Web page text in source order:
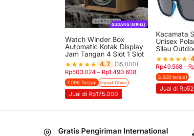
GUDANG [MRH2]
Watch Winder Box
Automatic Kotak Display
Jam Tangan 4 Slot 1 Slot
★★★★★ 4.7
(35,000)
Rp503.024 – Rp1.490.608
7.096 Terjual Import China
Jual di Rp175.000
Kacamata
Unisex
Silau
★★★★★
Rp49.568 –
3.500 terjual
Jual di
Gratis Pengiriman International